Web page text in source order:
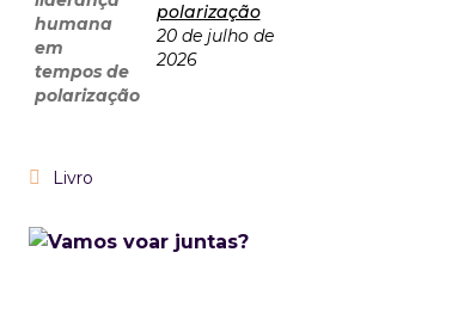
polarização
20 de julho de
2026
Livro